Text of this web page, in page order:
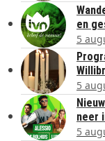
en
5
5
neer
5